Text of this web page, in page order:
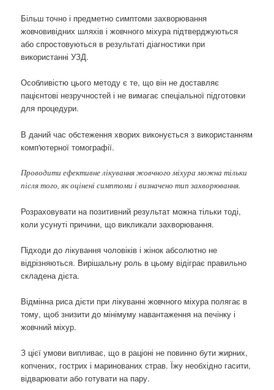
Більш точно і предметно симптоми захворювання
жовчовивідних шляхів і жовчного міхура підтверджуються
або спростовуються в результаті діагностики при
використанні УЗД.
Особливістю цього методу є те, що він не доставляє
пацієнтові незручностей і не вимагає спеціальної підготовки
для процедури.
В даний час обстеження хворих виконується з використанням
комп'ютерної томографії.
Проводити ефективне лікування жовчного міхура можна тільки
після того, як оцінені симптоми і визначено тип захворювання.
Розраховувати на позитивний результат можна тільки тоді,
коли усунуті причини, що викликали захворювання.
Підходи до лікування чоловіків і жінок абсолютно не
відрізняються. Вирішальну роль в цьому відіграє правильно
складена дієта.
Відмінна риса дієти при лікуванні жовчного міхура полягає в
тому, щоб знизити до мінімуму навантаження на печінку і
жовчний міхур.
З цієї умови випливає, що в раціоні не повинно бути жирних,
копчених, гострих і маринованих страв. Їжу необхідно гасити,
відварювати або готувати на пару.